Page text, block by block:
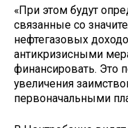
«При этом будут
связанные со
нефтегазовых
антикризисными
финансировать. Это
увеличения
первоначальными